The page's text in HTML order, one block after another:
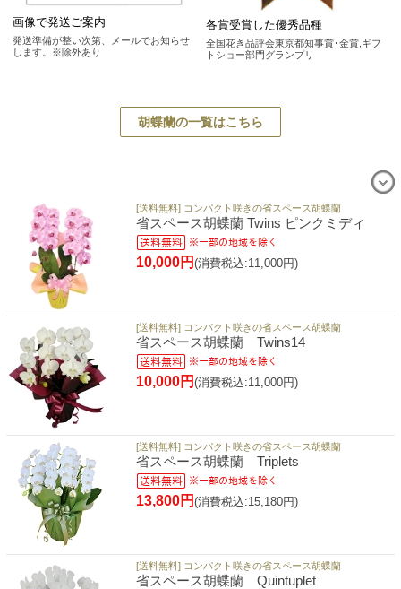
画像で発送ご案内
発送準備が整い次第、メールでお知らせ
します。※除外あり
各賞受賞した優秀品種
全国花き品評会東京都知事賞･金賞,ギフ
トショー部門グランプリ
胡蝶蘭の一覧はこちら
[送料無料] コンパクト咲きの省スペース胡蝶蘭
省スペース胡蝶蘭 Twins ピンクミディ
10,000円 (消費税込:11,000円)
[送料無料] コンパクト咲きの省スペース胡蝶蘭
省スペース胡蝶蘭 Twins14
10,000円 (消費税込:11,000円)
[送料無料] コンパクト咲きの省スペース胡蝶蘭
省スペース胡蝶蘭 Triplets
13,800円 (消費税込:15,180円)
[送料無料] コンパクト咲きの省スペース胡蝶蘭
省スペース胡蝶蘭 Quintuplet